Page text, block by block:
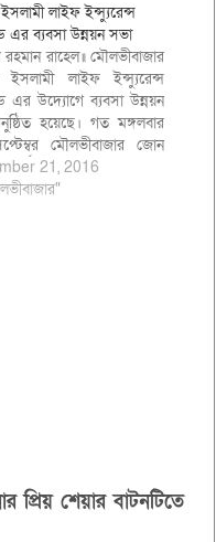
লাইফ ইন্স্যুরেন্স
এর ব্যবসা উন্নয়ন সভা
রহমান রাহেল॥ মৌলভীবাজার
ইসলামী লাইফ ইন্স্যুরেন্স
এর উদ্যোগে ব্যবসা উন্নয়ন
হয়েছে। গত মঙ্গলবার
মৌলভীবাজার জোন
সেন্টার অফিস
এ সভা অনুষ্ঠিত হয়।
21, 2016
প্রিয় শেয়ার বাটনটিতে